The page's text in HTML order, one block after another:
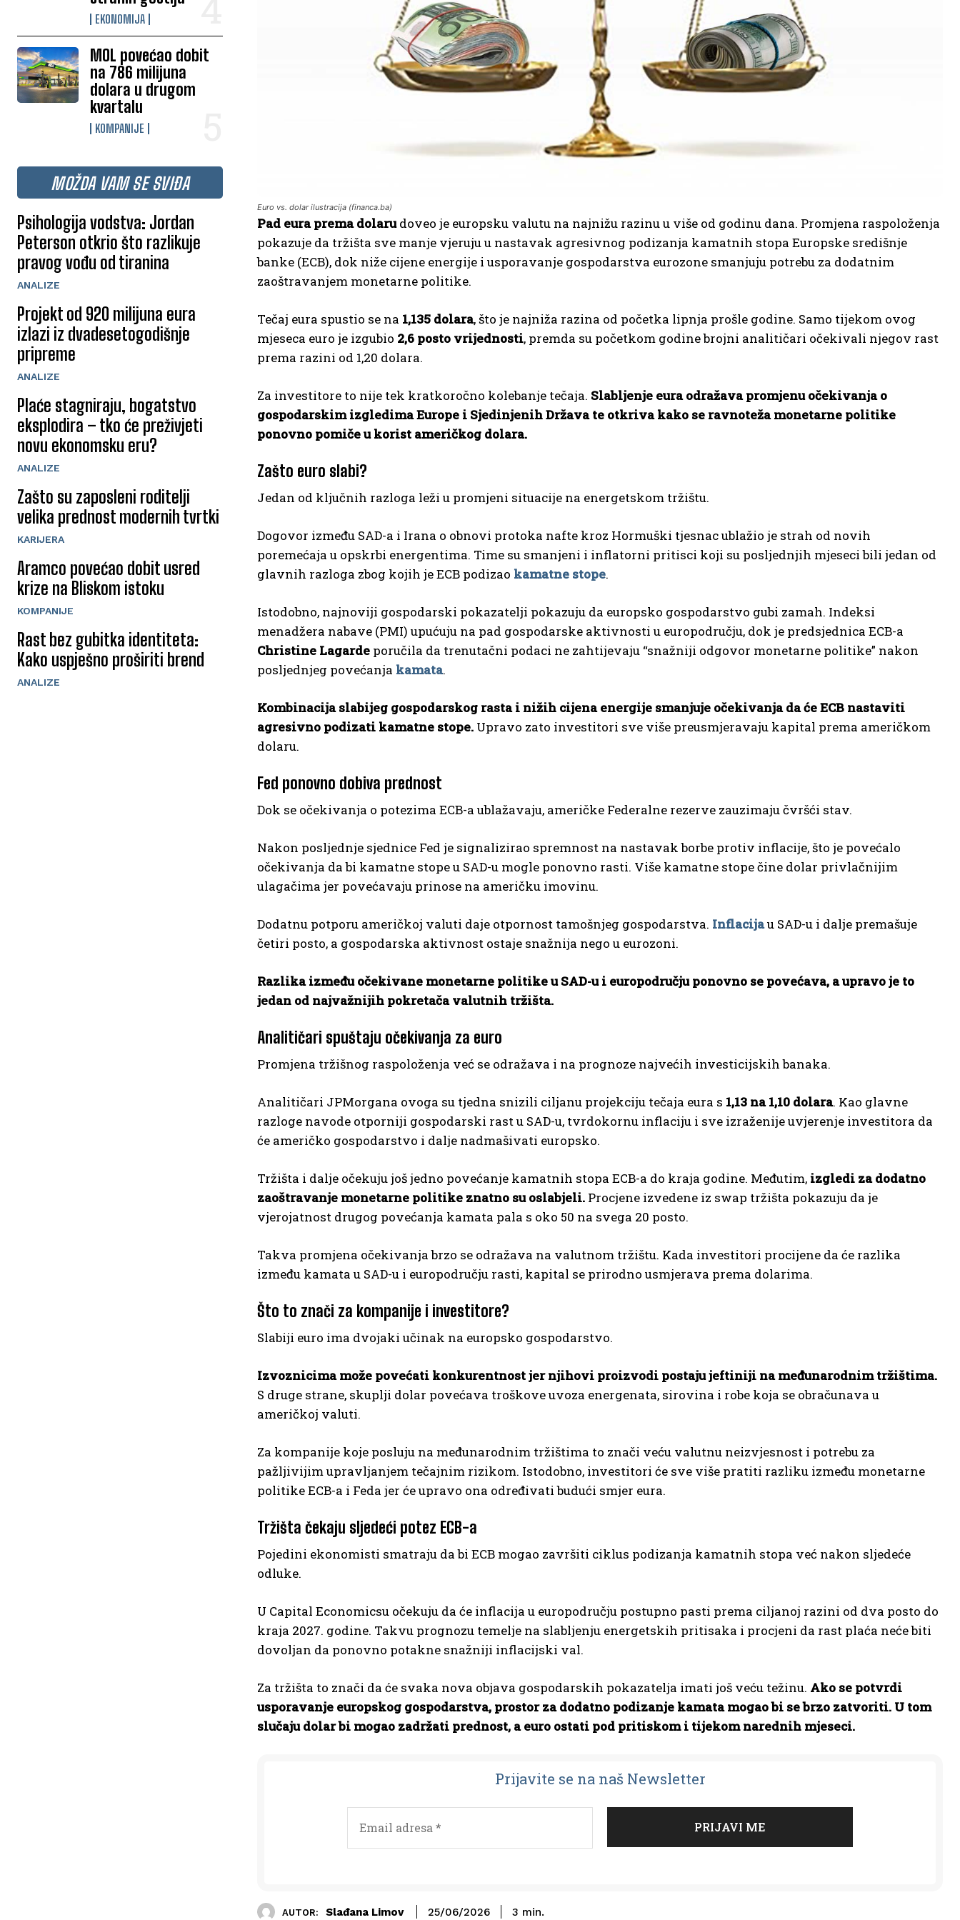
EKONOMIJA
MOL povećao dobit
na 786 milijuna
dolara u drugom
kvartalu
KOMPANIJE
MOŽDA VAM SE SVIĐA
Psihologija vodstva: Jordan
Peterson otkrio što razlikuje
pravog vođu od tiranina
ANALIZE
Projekt od 920 milijuna eura
izlazi iz dvadesetogodišnje
pripreme
ANALIZE
Plaće stagniraju, bogatstvo
eksplodira – tko će preživjeti
novu ekonomsku eru?
ANALIZE
Zašto su zaposleni roditelji
velika prednost modernih tvrtki
KARIJERA
Aramco povećao dobit usred
krize na Bliskom istoku
KOMPANIJE
Rast bez gubitka identiteta:
Kako uspješno proširiti brend
ANALIZE
Euro vs. dolar ilustracija (financa.ba)
Pad eura prema dolarudoveo je europsku valutu na najnižu razinu u više od godinu dana. Promjena raspoloženja
pokazuje da tržišta sve manje vjeruju u nastavak agresivnog podizanja kamatnih stopa Europske središnje
banke (ECB), dok niže cijene energije i usporavanje gospodarstva eurozone smanjuju potrebu za dodatnim
zaoštravanjem monetarne politike.
Tečaj eura spustio se na 1,135 dolara, što je najniža razina od početka lipnja prošle godine. Samo tijekom ovog
mjeseca euro je izgubio 2,6 posto vrijednosti, premda su početkom godine brojni analitičari očekivali njegov rast
prema razini od 1,20 dolara.
Za investitore to nije tek kratkoročno kolebanje tečaja. Slabljenje eura odražava promjenu očekivanja o
gospodarskim izgledima Europe i Sjedinjenih Država te otkriva kako se ravnoteža monetarne politike
ponovno pomiče u korist američkog dolara.
Zašto euro slabi?
Jedan od ključnih razloga leži u promjeni situacije na energetskom tržištu.
Dogovor između SAD-a i Irana o obnovi protoka nafte kroz Hormuški tjesnac ublažio je strah od novih
poremećaja u opskrbi energentima. Time su smanjeni i inflatorni pritisci koji su posljednjih mjeseci bili jedan od
glavnih razloga zbog kojih je ECB podizao kamatne stope.
Istodobno, najnoviji gospodarski pokazatelji pokazuju da europsko gospodarstvo gubi zamah. Indeksi
menadžera nabave (PMI) upućuju na pad gospodarske aktivnosti u europodručju, dok je predsjednica ECB-a
Christine Lagarde poručila da trenutačni podaci ne zahtijevaju “snažniji odgovor monetarne politike” nakon
posljednjeg povećanja kamata.
Kombinacija slabijeg gospodarskog rasta i nižih cijena energije smanjuje očekivanja da će ECB nastaviti
agresivno podizati kamatne stope. Upravo zato investitori sve više preusmjeravaju kapital prema američkom
dolaru.
Fed ponovno dobiva prednost
Dok se očekivanja o potezima ECB-a ublažavaju, američke Federalne rezerve zauzimaju čvršći stav.
Nakon posljednje sjednice Fed je signalizirao spremnost na nastavak borbe protiv inflacije, što je povećalo
očekivanja da bi kamatne stope u SAD-u mogle ponovno rasti. Više kamatne stope čine dolar privlačnijim
ulagačima jer povećavaju prinose na američku imovinu.
Dodatnu potporu američkoj valuti daje otpornost tamošnjeg gospodarstva. Inflacijau SAD-u i dalje premašuje
četiri posto, a gospodarska aktivnost ostaje snažnija nego u eurozoni.
Razlika između očekivane monetarne politike u SAD-u i europodručju ponovno se povećava, a upravo je to
jedan od najvažnijih pokretača valutnih tržišta.
Analitičari spuštaju očekivanja za euro
Promjena tržišnog raspoloženja već se odražava i na prognoze najvećih investicijskih banaka.
Analitičari JPMorgana ovoga su tjedna snizili ciljanu projekciju tečaja eura s 1,13 na 1,10 dolara. Kao glavne
razloge navode otporniji gospodarski rast u SAD-u, tvrdokornu inflaciju i sve izraženije uvjerenje investitora da
će američko gospodarstvo i dalje nadmašivati europsko.
Tržišta i dalje očekuju još jedno povećanje kamatnih stopa ECB-a do kraja godine. Međutim, izgledi za dodatno
zaoštravanje monetarne politike znatno su oslabjeli. Procjene izvedene iz swap tržišta pokazuju da je
vjerojatnost drugog povećanja kamata pala s oko 50 na svega 20 posto.
Takva promjena očekivanja brzo se odražava na valutnom tržištu. Kada investitori procijene da će razlika
između kamata u SAD-u i europodručju rasti, kapital se prirodno usmjerava prema dolarima.
Što to znači za kompanije i investitore?
Slabiji euro ima dvojaki učinak na europsko gospodarstvo.
Izvoznicima može povećati konkurentnost jer njihovi proizvodi postaju jeftiniji na međunarodnim tržištima.
S druge strane, skuplji dolar povećava troškove uvoza energenata, sirovina i robe koja se obračunava u
američkoj valuti.
Za kompanije koje posluju na međunarodnim tržištima to znači veću valutnu neizvjesnost i potrebu za
pažljivijim upravljanjem tečajnim rizikom. Istodobno, investitori će sve više pratiti razliku između monetarne
politike ECB-a i Feda jer će upravo ona određivati budući smjer eura.
Tržišta čekaju sljedeći potez ECB-a
Pojedini ekonomisti smatraju da bi ECB mogao završiti ciklus podizanja kamatnih stopa već nakon sljedeće
odluke.
U Capital Economicsu očekuju da će inflacija u europodručju postupno pasti prema ciljanoj razini od dva posto do
kraja 2027. godine. Takvu prognozu temelje na slabljenju energetskih pritisaka i procjeni da rast plaća neće biti
dovoljan da ponovno potakne snažniji inflacijski val.
Za tržišta to znači da će svaka nova objava gospodarskih pokazatelja imati još veću težinu. Ako se potvrdi
usporavanje europskog gospodarstva, prostor za dodatno podizanje kamata mogao bi se brzo zatvoriti. U tom
slučaju dolar bi mogao zadržati prednost, a euro ostati pod pritiskom i tijekom narednih mjeseci.
Prijavite se na naš Newsletter
AUTOR: Slađana Limov 25/06/2026 3 min.